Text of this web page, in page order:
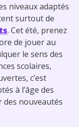
niveaux adaptés
surtout de
. Cet été, prenez
de jouer au
le sens des
scolaires,
c’est
à l’âge des
nouveautés